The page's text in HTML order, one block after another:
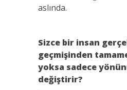
aslında.
Sizce bir insan
geçmişinden
yoksa sadece
değiştirir?